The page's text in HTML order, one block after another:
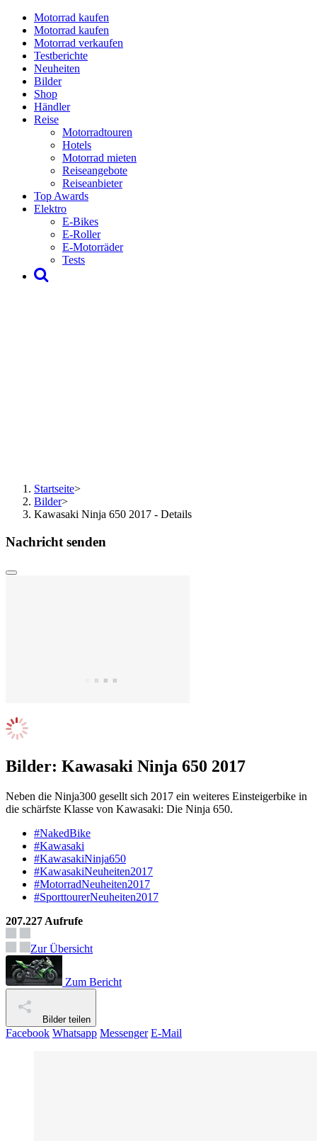
Motorrad kaufen
Motorrad kaufen
Motorrad verkaufen
Testberichte
Neuheiten
Bilder
Shop
Händler
Reise
Motorradtouren
Hotels
Motorrad mieten
Reiseangebote
Reiseanbieter
Top Awards
Elektro
E-Bikes
E-Roller
E-Motorräder
Tests
Startseite>
Bilder>
Kawasaki Ninja 650 2017 - Details
Nachricht senden
Bilder: Kawasaki Ninja 650 2017
Neben die Ninja300 gesellt sich 2017 ein weiteres Einsteigerbike in
die schärfste Klasse von Kawasaki: Die Ninja 650.
#NakedBike
#Kawasaki
#KawasakiNinja650
#KawasakiNeuheiten2017
#MotorradNeuheiten2017
#SporttourerNeuheiten2017
207.227 Aufrufe
Zur Übersicht
Zum Bericht
Bilder teilen
Facebook Whatsapp Messenger E-Mail